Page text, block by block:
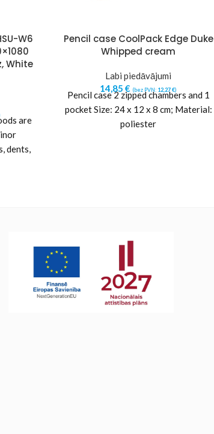
W6
White
are
dents,
Pencil case CoolPack Edge Duke
Whipped cream
Labi piedāvājumi
14,85 € (bez PVN: 12,27€)
Pencil case 2 zipped chambers and 1
pocket Size: 24 x 12 x 8 cm; Material:
poliester